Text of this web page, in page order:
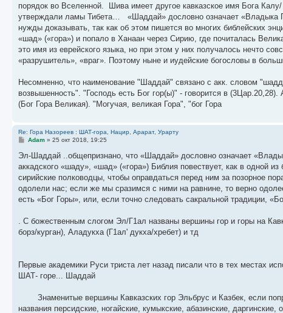
порядок во Вселенной. Шива имеет другое кавказское имя Бога
утверждали ламы Тибета… «Шаддай» дословно означает «Владыка
нужды доказывать, так как об этом пишется во многих библейских
«шад» («гора») и попало в Ханаан через Сирию, где почиталась
это имя из еврейского языка, но при этом у них получалось нечто
«разрушитель», «враг». Поэтому ныне и иудейские богословы в
Несомненно, что наименование "Шаддай" связано с акк. словом
возвышенность". "Господь есть Бог гор(ы)" - говорится в
(Бог Гора Великая). "Могучая, великая Гора", "бог Гора
Re: Гора Назореев : ШАТ-гора, Нацир, Арарат, Урарту
С
о
щ
е
н
и
е
Adam» 25 окт 2018, 19:25
Эл-Шаддай ..общепризнано, что «Шаддай» дословно означает
аккадского «шаду», «шад» («гора») Библия повествует, как в одной
сирийские полководцы, чтобы оправдаться перед ним за позорное
одолели нас; если же мы сразимся с ними на равнине, то верно
есть «Бог Горы», или, если точно следовать сакральной традиции,
. С божественным слогом Эл/Г1ал названы вершины гор и горы на
борз/курган), Аладукха (Г1ал' дукха/хребет) и тд
Первые академики Руси триста лет назад писали что в тех местах
ШАТ- горе... Шаддай
Знаменитые вершины Кавказских гор Эльбрус и Казбек, если
названия персидские, ногайские, кумыкские, абазинские,